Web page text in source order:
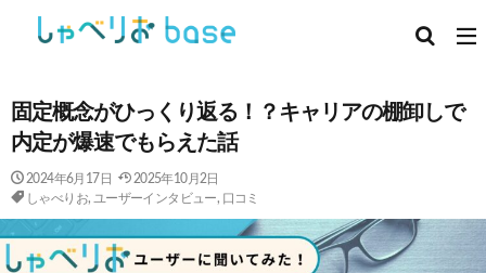
固定概念がひっくり返る！？キャリアの棚卸しで
内定が爆速でもらえた話
2024年6月17日
2025年10月2日
しゃべりお, ユーザーインタビュー, 口コミ